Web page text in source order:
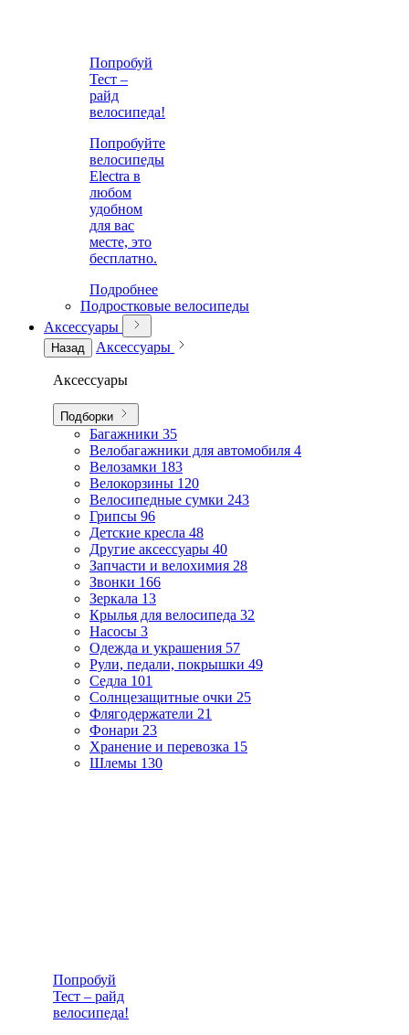
Попробуй
Тест –
райд
велосипеда!
Попробуйте
велосипеды
Electra в
любом
удобном
для вас
месте, это
бесплатно.
Подробнее
Подростковые велосипеды
Аксессуары
Назад Аксессуары
Аксессуары
Подборки
Багажники 35
Велобагажники для автомобиля 4
Велозамки 183
Велокорзины 120
Велосипедные сумки 243
Грипсы 96
Детские кресла 48
Другие аксессуары 40
Запчасти и велохимия 28
Звонки 166
Зеркала 13
Крылья для велосипеда 32
Насосы 3
Одежда и украшения 57
Рули, педали, покрышки 49
Седла 101
Солнцезащитные очки 25
Флягодержатели 21
Фонари 23
Хранение и перевозка 15
Шлемы 130
Попробуй
Тест – райд
велосипеда!